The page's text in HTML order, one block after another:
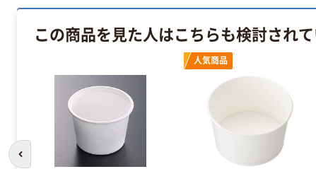
この商品を見た人はこちらも検討され
人気商品